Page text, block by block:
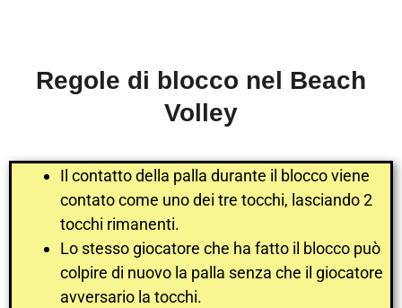
Regole di blocco nel Beach
Volley
Il contatto della palla durante il blocco viene
contato come uno dei tre tocchi, lasciando 2
tocchi rimanenti.
Lo stesso giocatore che ha fatto il blocco può
colpire di nuovo la palla senza che il giocatore
avversario la tocchi.